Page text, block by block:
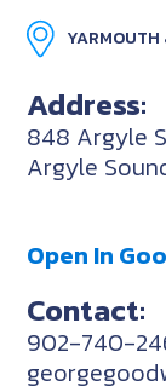
YARMOUTH
Address:
848 Argyle
Argyle
Open In
Contact:
902-740-